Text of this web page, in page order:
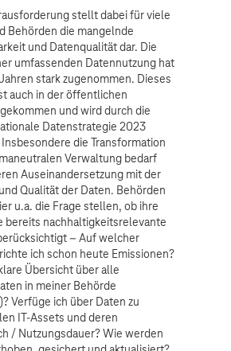
stellt dabei für viele
Behörden die mangelnde
und Datenqualität dar. Die
umfassenden Datennutzung hat
stark zugenommen. Dieses
auch in der öffentlichen
und wird durch die
Datenstrategie 2023
die Transformation
Verwaltung bedarf
Auseinandersetzung mit der
Qualität der Daten. Behörden
u.a. die Frage stellen, ob ihre
bereits nachhaltigkeitsrelevante
– Auf welcher
ich schon heute Emissionen?
Übersicht über alle
in meiner Behörde
Verfüge ich über Daten zu
IT-Assets und deren
/ Nutzungsdauer? Wie werden